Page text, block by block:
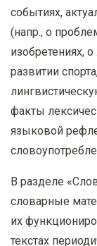
событиях,
(напр., о
изобретениях,
развитии
факты
языковой
В разделе
словарные
их
текстах